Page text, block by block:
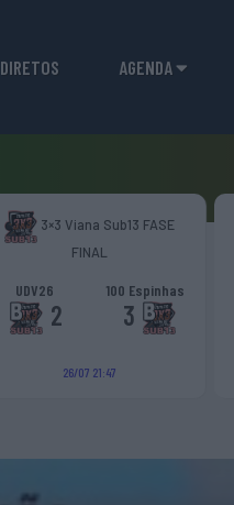
DIRETOS AGENDA
3×3 Viana Sub13 FASE
FINAL
UDV26
2
100 Espinhas
3
26/07 21:47